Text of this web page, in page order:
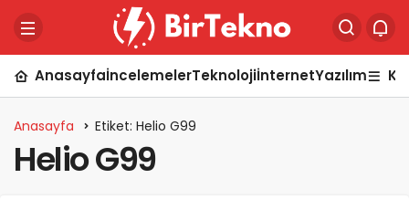
AnasayfaİncelemelerTeknolojiİnternetYazılım
Anasayfa Etiket: Helio G99
Helio G99